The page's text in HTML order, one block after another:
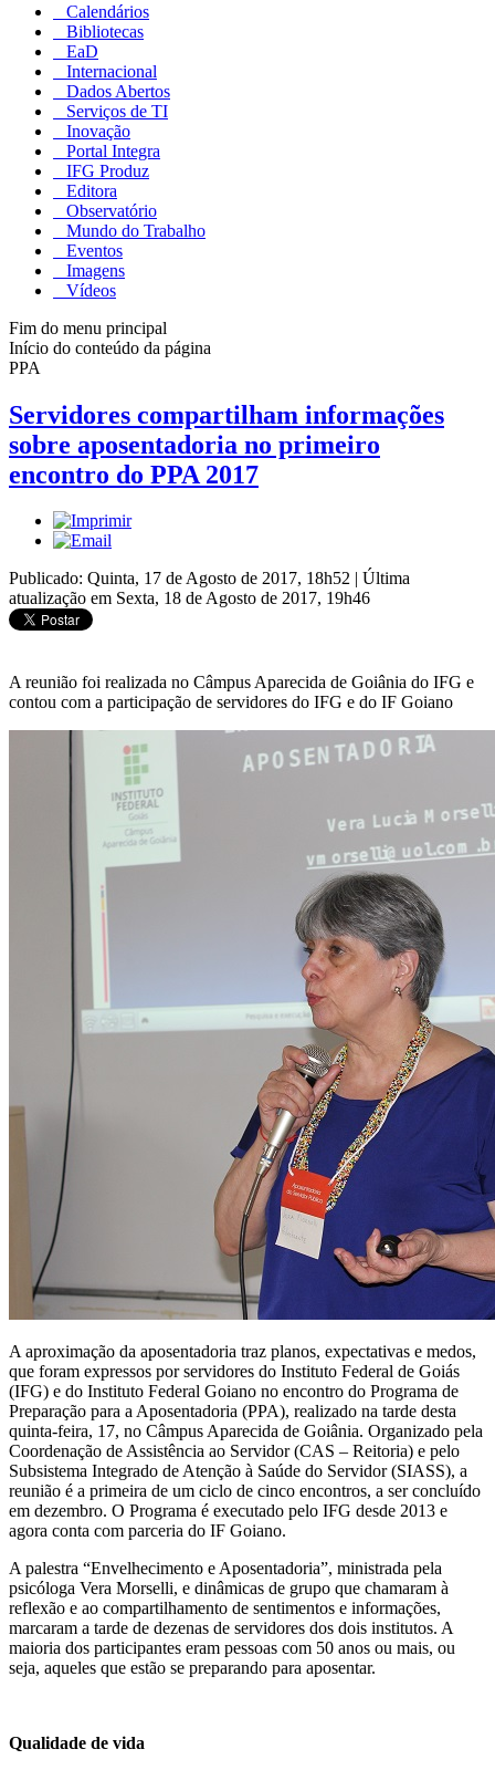
Calendários
Bibliotecas
EaD
Internacional
Dados Abertos
Serviços de TI
Inovação
Portal Integra
IFG Produz
Editora
Observatório
Mundo do Trabalho
Eventos
Imagens
Vídeos
Fim do menu principal
Início do conteúdo da página
PPA
Servidores compartilham informações
sobre aposentadoria no primeiro
encontro do PPA 2017
Publicado: Quinta, 17 de Agosto de 2017, 18h52 | Última
atualização em Sexta, 18 de Agosto de 2017, 19h46
A reunião foi realizada no Câmpus Aparecida de Goiânia do IFG e
contou com a participação de servidores do IFG e do IF Goiano
A aproximação da aposentadoria traz planos, expectativas e medos,
que foram expressos por servidores do Instituto Federal de Goiás
(IFG) e do Instituto Federal Goiano no encontro do Programa de
Preparação para a Aposentadoria (PPA), realizado na tarde desta
quinta-feira, 17, no Câmpus Aparecida de Goiânia. Organizado pela
Coordenação de Assistência ao Servidor (CAS – Reitoria) e pelo
Subsistema Integrado de Atenção à Saúde do Servidor (SIASS), a
reunião é a primeira de um ciclo de cinco encontros, a ser concluído
em dezembro. O Programa é executado pelo IFG desde 2013 e
agora conta com parceria do IF Goiano.
A palestra “Envelhecimento e Aposentadoria”, ministrada pela
psicóloga Vera Morselli, e dinâmicas de grupo que chamaram à
reflexão e ao compartilhamento de sentimentos e informações,
marcaram a tarde de dezenas de servidores dos dois institutos. A
maioria dos participantes eram pessoas com 50 anos ou mais, ou
seja, aqueles que estão se preparando para aposentar.
Qualidade de vida